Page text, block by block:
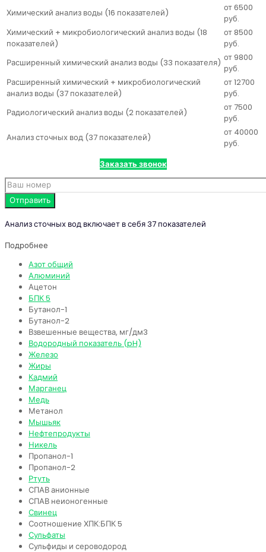
Химический анализ воды (16 показателей)
от 6500
руб.
Химический + микробиологический анализ воды (18
показателей)
от 8500
руб.
Расширенный химический анализ воды (33 показателя) от 9800
руб.
Расширенный химический + микробиологический
анализ воды (37 показателей)
от 12700
руб.
Радиологический анализ воды (2 показателей)
от 7500
руб.
Анализ сточных вод (37 показателей)
от 40000
руб.
Заказать звонок
Анализ сточных вод включает в себя 37 показателей
Подробнее
Азот общий
Алюминий
Ацетон
БПК 5
Бутанол-1
Бутанол-2
Взвешенные вещества, мг/дм3
Водородный показатель (pH)
Железо
Жиры
Кадмий
Марганец
Медь
Метанол
Мышьяк
Нефтепродукты
Никель
Пропанол-1
Пропанол-2
Ртуть
СПАВ анионные
СПАВ неионогенные
Свинец
Соотношение ХПК:БПК 5
Сульфаты
Сульфиды и сероводород